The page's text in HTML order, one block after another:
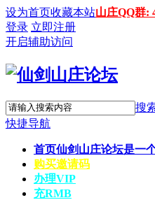
设为首页收藏本站山庄QQ群:
登录 立即注册
开启辅助访问
搜
快捷导航
首页仙剑山庄论坛是一
购买邀请码
办理VIP
充RMB